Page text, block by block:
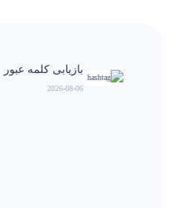
بازیابی کلمه عبور
2026-08-06